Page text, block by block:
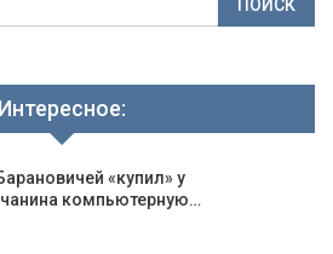
Интересное:
«купил» у
компьютерную…